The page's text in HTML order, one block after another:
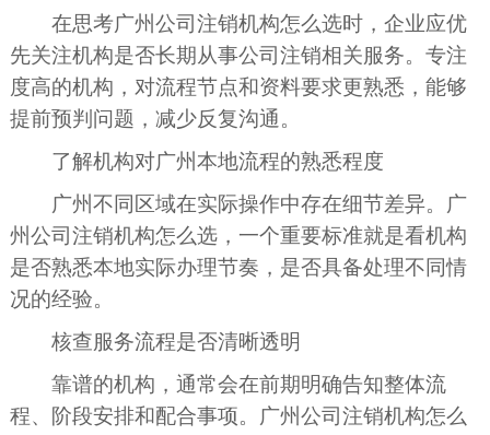
在思考广州公司注销机构怎么选时，企业应优
先关注机构是否长期从事公司注销相关服务。专注
度高的机构，对流程节点和资料要求更熟悉，能够
提前预判问题，减少反复沟通。
了解机构对广州本地流程的熟悉程度
广州不同区域在实际操作中存在细节差异。广
州公司注销机构怎么选，一个重要标准就是看机构
是否熟悉本地实际办理节奏，是否具备处理不同情
况的经验。
核查服务流程是否清晰透明
靠谱的机构，通常会在前期明确告知整体流
程、阶段安排和配合事项。广州公司注销机构怎么